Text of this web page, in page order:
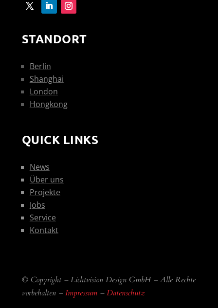
STANDORT
Berlin
Shanghai
London
Hongkong
QUICK LINKS
News
Über uns
Projekte
Jobs
Service
Kontakt
© Copyright – Lichtvision Design GmbH – Alle Rechte
vorbehalten –Impressum–Datenschutz